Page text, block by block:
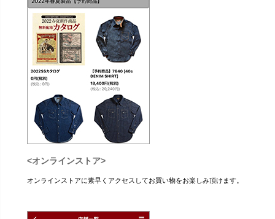
<オンラインストア>
オンラインストアに素早くアクセスしてお買い物をお楽しみ頂けます。